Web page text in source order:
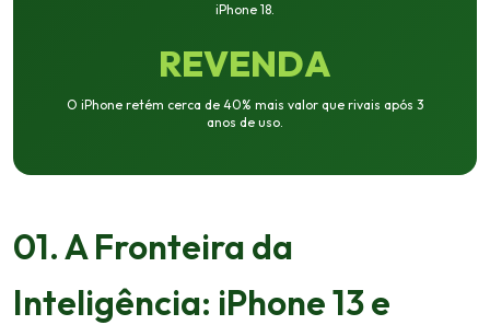
iPhone 18.
REVENDA
O iPhone retém cerca de 40% mais valor que rivais após 3
anos de uso.
01. A Fronteira da
Inteligência: iPhone 13 e